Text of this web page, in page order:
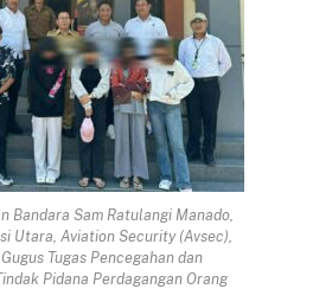
Bandara Sam Ratulangi Manado,
Utara, Aviation Security (Avsec),
Tugas Pencegahan dan
Pidana Perdagangan Orang